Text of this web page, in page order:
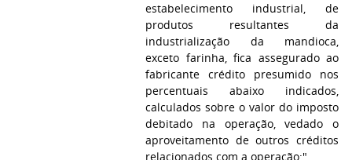
estabelecimento industrial, de
produtos resultantes da
industrialização da mandioca,
exceto farinha, fica assegurado ao
fabricante crédito presumido nos
percentuais abaixo indicados,
calculados sobre o valor do imposto
debitado na operação, vedado o
aproveitamento de outros créditos
relacionados com a operação:"